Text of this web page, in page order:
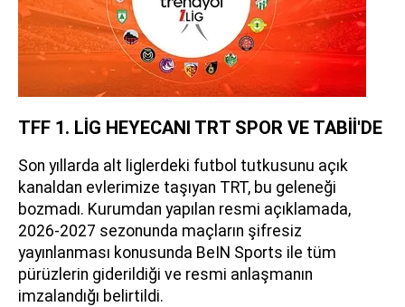
TFF 1. LİG HEYECANI TRT SPOR VE TABİİ'DE
Son yıllarda alt liglerdeki futbol tutkusunu açık
kanaldan evlerimize taşıyan TRT, bu geleneği
bozmadı. Kurumdan yapılan resmi açıklamada,
2026-2027 sezonunda maçların şifresiz
yayınlanması konusunda BeIN Sports ile tüm
pürüzlerin giderildiği ve resmi anlaşmanın
imzalandığı belirtildi.